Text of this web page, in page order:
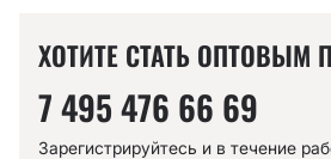
ХОТИТЕ СТАТЬ ОПТОВЫМ
7 495 476 66 69
Зарегистрируйтесь и в течение